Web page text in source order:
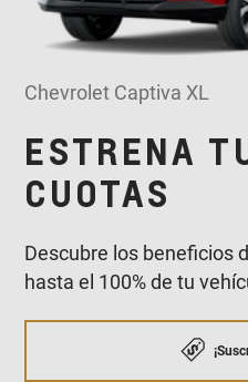
Chevrolet Captiva XL
ESTRENA
CUOTAS
Descubre los beneficios
hasta el 100% de tu